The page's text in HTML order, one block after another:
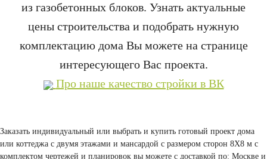
из газобетонных блоков. Узнать актуальные
цены строительства и подобрать нужную
комплектацию дома Вы можете на странице
интересующего Вас проекта.
Про наше качество стройки в ВК
Заказать индивидуальный или выбрать и купить готовый проект дома
или коттеджа с двумя этажами и мансардой с размером сторон 8Х8 м с
комплектом чертежей и планировок вы можете с доставкой по: Москве и